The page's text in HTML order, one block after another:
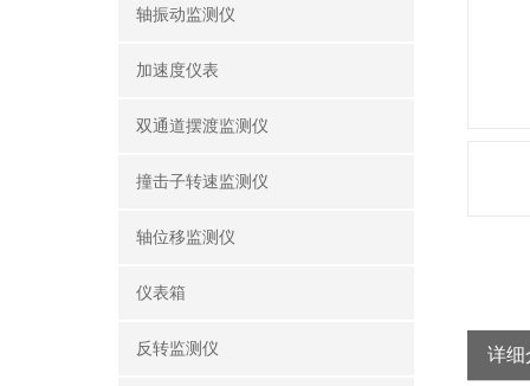
轴振动监测仪
加速度仪表
双通道摆渡监测仪
撞击子转速监测仪
轴位移监测仪
仪表箱
反转监测仪 详细